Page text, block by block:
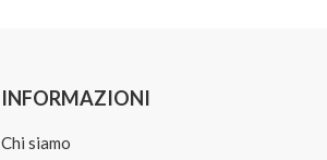
INFORMAZIONI
Chi siamo